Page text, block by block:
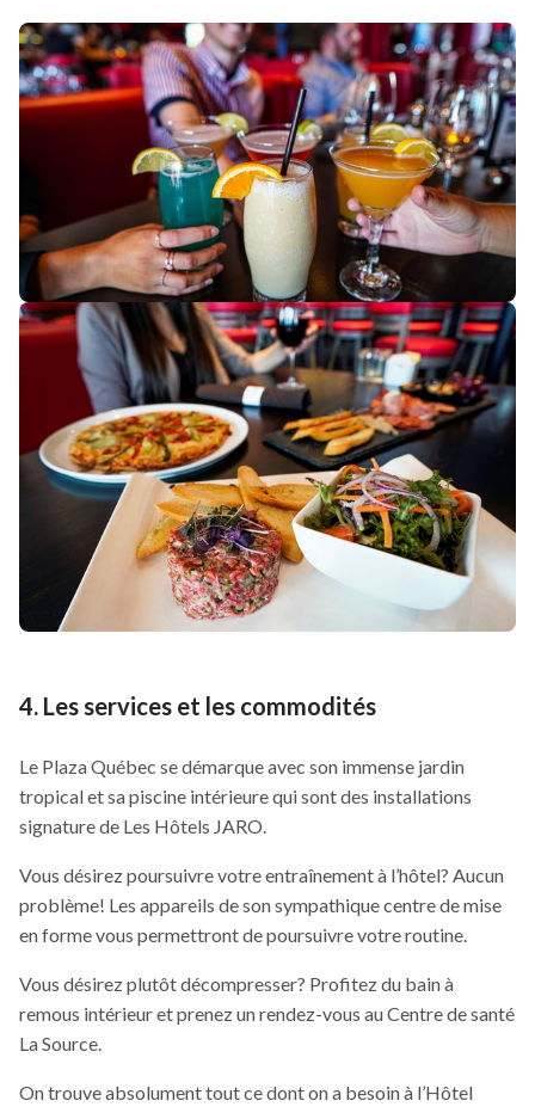
4. Les services et les commodités
Le Plaza Québec se démarque avec son immense jardin
tropical et sa piscine intérieure qui sont des installations
signature de Les Hôtels JARO.
Vous désirez poursuivre votre entraînement à l’hôtel? Aucun
problème! Les appareils de son sympathique centre de mise
en forme vous permettront de poursuivre votre routine.
Vous désirez plutôt décompresser? Profitez du bain à
remous intérieur et prenez un rendez-vous au Centre de santé
La Source.
On trouve absolument tout ce dont on a besoin à l’Hôtel